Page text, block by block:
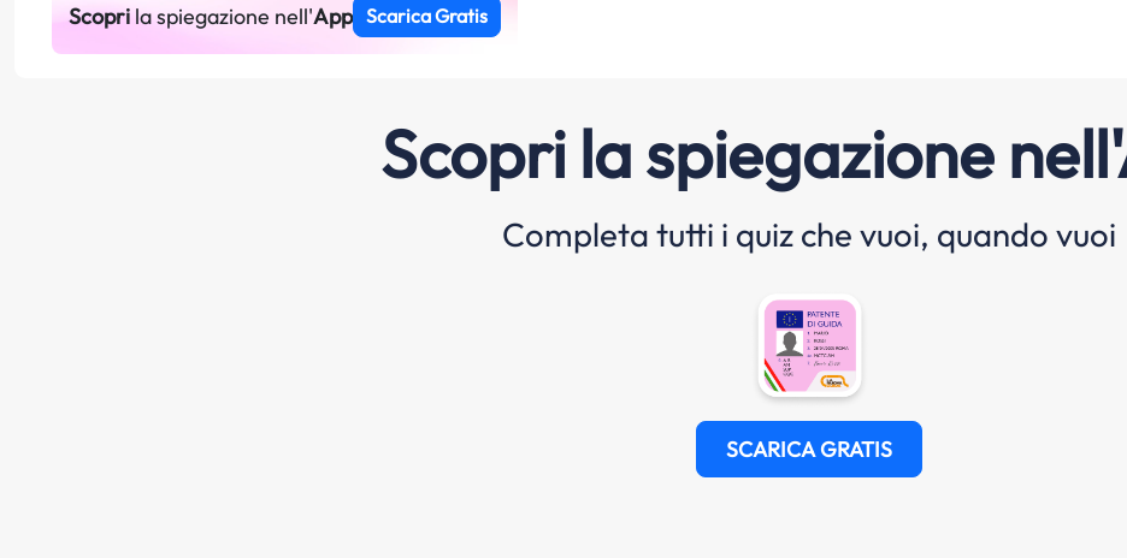
Scoprila spiegazione nell'App Scarica Gratis
Scopri la spiegazione
Completa tutti i quiz che vuoi, quando vuoi
SCARICA GRATIS